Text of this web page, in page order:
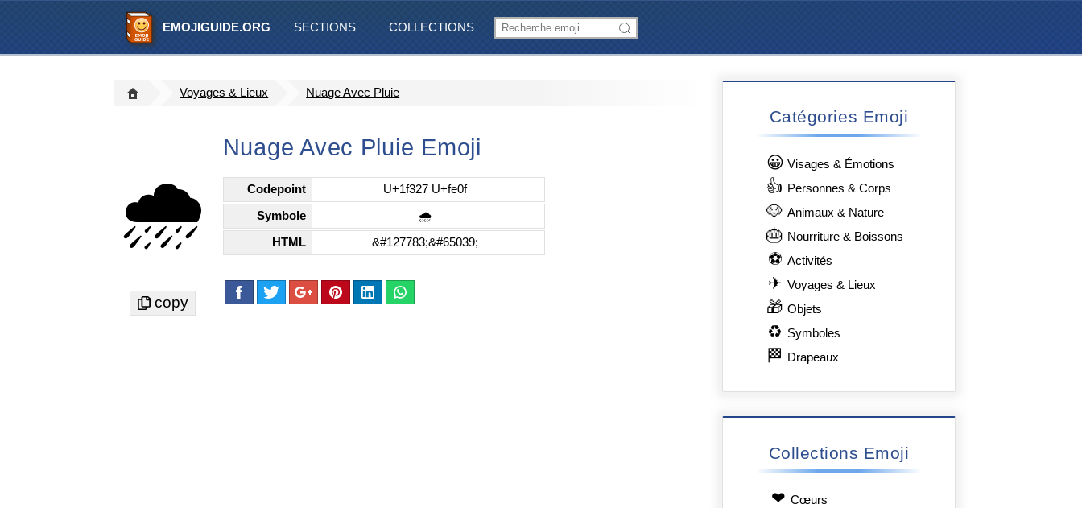
EMOJIGUIDE.ORG SECTIONS COLLECTIONS
Voyages & Lieux Nuage Avec Pluie
🌧️
Nuage Avec Pluie Emoji
Codepoint U+1f327 U+fe0f
Symbole 🌧️
HTML &#127783;&#65039;
Catégories Emoji
😀 Visages & Émotions
👍 Personnes & Corps
🐶 Animaux & Nature
🎂 Nourriture & Boissons
⚽ Activités
✈ Voyages & Lieux
🎁 Objets
♻ Symboles
🏁 Drapeaux
Collections Emoji
❤ Сœurs